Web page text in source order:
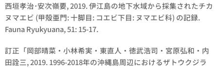
西垣孝治･安次嶺要, 2019. 伊江島の地下水域から採集されたチカ
ヌマエビ (甲殻亜門: 十脚目: コエビ下目: ヌマエビ科) の記録.
Fauna Ryukyuana, 51: 15-17.
訂正「岡部晴菜・小林希実・東直人・徳武浩司・宮原弘和・内
田詮三, 2019. 1996-2018年の沖縄島周辺におけるザトウクジラ